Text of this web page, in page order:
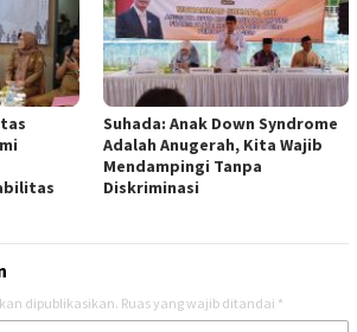
Suhada: Anak Down Syndrome
Adalah Anugerah, Kita Wajib
Mendampingi Tanpa
Diskriminasi
dipublikasikan. Ruas yang wajib ditandai *